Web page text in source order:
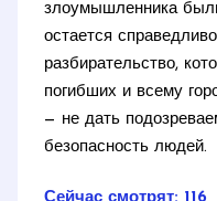
злоумышленника
остается
разбирательство,
погибших и всему
— не дать
безопасность людей.